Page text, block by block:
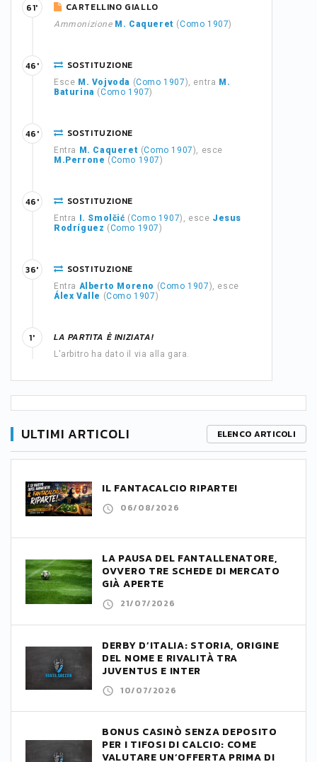
CARTELLINO GIALLO
Ammonizione M. Caqueret (Como 1907)
61'
SOSTITUZIONE
Esce M. Vojvoda (Como 1907), entra M.
Baturina (Como 1907)
46'
SOSTITUZIONE
Entra M. Caqueret (Como 1907), esce
M.Perrone (Como 1907)
46'
SOSTITUZIONE
Entra I. Smolčić (Como 1907), esce Jesus
Rodríguez (Como 1907)
46'
SOSTITUZIONE
Entra Alberto Moreno (Como 1907), esce
Álex Valle (Como 1907)
36'
LA PARTITA È INIZIATA!
L'arbitro ha dato il via alla gara.
1'
ULTIMI ARTICOLI ELENCO ARTICOLI
IL FANTACALCIO RIPARTE!
06/08/2026
LA PAUSA DEL FANTALLENATORE,
OVVERO TRE SCHEDE DI MERCATO
GIÀ APERTE
21/07/2026
DERBY D’ITALIA: STORIA, ORIGINE
DEL NOME E RIVALITÀ TRA
JUVENTUS E INTER
10/07/2026
BONUS CASINÒ SENZA DEPOSITO
PER I TIFOSI DI CALCIO: COME
VALUTARE UN’OFFERTA PRIMA DI